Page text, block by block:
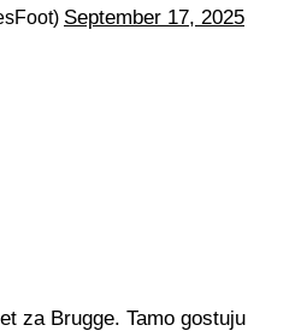
September 17, 2025
za Brugge. Tamo gostuju